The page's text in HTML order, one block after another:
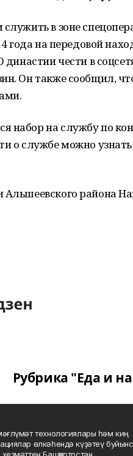
в зоне
года на передовой
чести в
Он также сообщил,
на службу по
о службе можно
района
Рубрика "Еда и
технологиялары һәм киң
өлкәһендә күҙәтеү